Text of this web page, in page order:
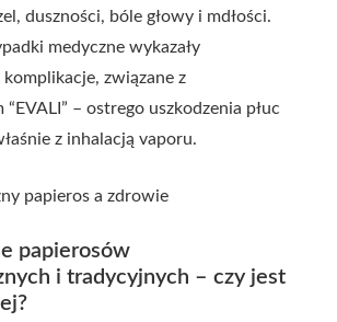
duszności, bóle głowy i mdłości.
medyczne wykazały
komplikacje, związane z
– ostrego uszkodzenia płuc
z inhalacją vaporu.
papierosów
i tradycyjnych – czy jest